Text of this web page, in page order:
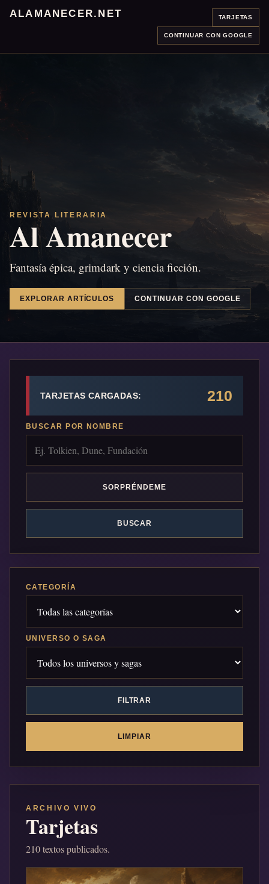
ALAMANECER.NET TARJETAS
CONTINUAR CON GOOGLE
REVISTA LITERARIA
Al Amanecer
Fantasía épica, grimdark y ciencia ficción.
EXPLORAR ARTÍCULOS CONTINUAR CON GOOGLE
TARJETAS CARGADAS: 210
BUSCAR POR NOMBRE
SORPRÉNDEME
BUSCAR
CATEGORÍA
UNIVERSO O SAGA
FILTRAR
LIMPIAR
ARCHIVO VIVO
Tarjetas
210 textos publicados.